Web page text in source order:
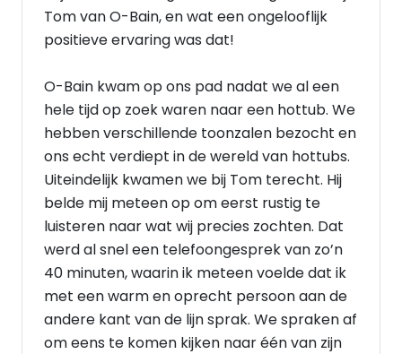
Tom van O-Bain, en wat een ongelooflijk
positieve ervaring was dat!
O-Bain kwam op ons pad nadat we al een
hele tijd op zoek waren naar een hottub. We
hebben verschillende toonzalen bezocht en
ons echt verdiept in de wereld van hottubs.
Uiteindelijk kwamen we bij Tom terecht. Hij
belde mij meteen op om eerst rustig te
luisteren naar wat wij precies zochten. Dat
werd al snel een telefoongesprek van zo’n
40 minuten, waarin ik meteen voelde dat ik
met een warm en oprecht persoon aan de
andere kant van de lijn sprak. We spraken af
om eens te komen kijken naar één van zijn